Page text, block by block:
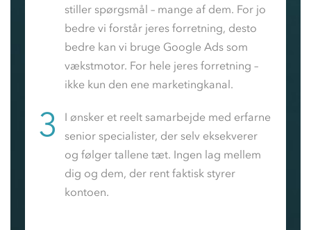
stiller spørgsmål – mange af dem. For jo
bedre vi forstår jeres forretning, desto
bedre kan vi bruge Google Ads som
vækstmotor. For hele jeres forretning –
ikke kun den ene marketingkanal.
3
I ønsker et reelt samarbejde med erfarne
senior specialister, der selv eksekverer
og følger tallene tæt. Ingen lag mellem
dig og dem, der rent faktisk styrer
kontoen.